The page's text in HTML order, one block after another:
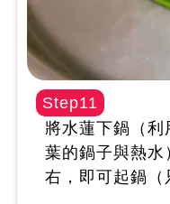
Step11
將水蓮下鍋（利
葉的鍋子與熱水
右，即可起鍋（